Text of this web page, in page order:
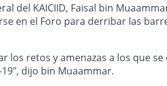
del KAICIID, Faisal bin
en el Foro para derribar las
retos y amenazas a los que se
dijo bin Muaammar.